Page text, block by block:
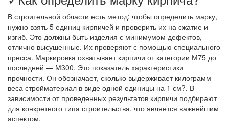
В строительной области есть метод: чтобы определить марку,
нужно взять 5 единиц кирпичей и проверить их на сжатие и
изгиб. Это должны быть изделия с минимумом дефектов,
отлично высушенные. Их проверяют с помощью специального
пресса. Маркировка охватывает кирпичи от категории М75 до
последней — М300. Это показатель характеристики
прочности. Он обозначает, сколько выдерживает килограмм
веса стройматериал в виде одной единицы на 1 см?. В
зависимости от проведенных результатов кирпичи подбирают
для конкретного типа строительства, что является важнейшим
аспектом.